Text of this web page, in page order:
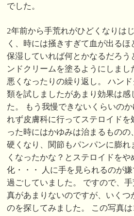
でした。
2年前から手荒れがひどくなりは
く、時には掻きすぎて血が出る
保湿していれば何とかなるだろう
ンドクリームを塗るようにしまし
悪くなったりの繰り返し。 ハン
類を試しましたがあまり効果は感
た。 もう我慢できないくらいの
れず皮膚科に行ってステロイドを
った時にはかゆみは治まるものの
硬くなり、関節もパンパンに膨れ
くなったかな？とステロイドをや
化・・・ 人に手を見られるのが
過ごしていました。 ですので、
真があまりないのですが、いくつ
のを探してみました。 この写真